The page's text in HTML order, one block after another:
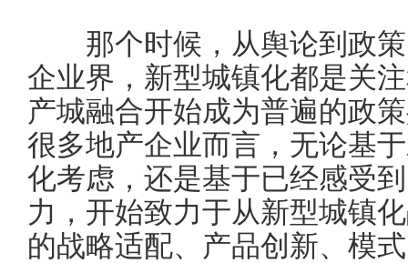
那个时候，从舆论到政策
企业界，新型城镇化都是关
产城融合开始成为普遍的政
很多地产企业而言，无论基
化考虑，还是基于已经感受
力，开始致力于从新型城镇
的战略适配、产品创新、模